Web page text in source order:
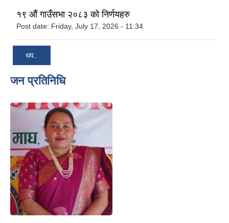
१९ औं गाउँसभा २०८३ को निर्णयहरु
Post date: Friday, July 17, 2026 - 11:34
थप..
जन प्रतिनिधि